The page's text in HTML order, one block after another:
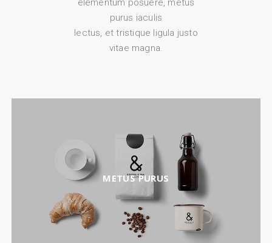
elementum posuere, metus
purus iaculis
lectus, et tristique ligula justo
vitae magna.
METUS PURUS